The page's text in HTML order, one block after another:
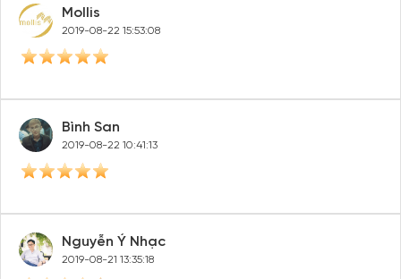
Mollis
2019-08-22 15:53:08
Bình San
2019-08-22 10:41:13
Nguyễn Ý Nhạc
2019-08-21 13:35:18